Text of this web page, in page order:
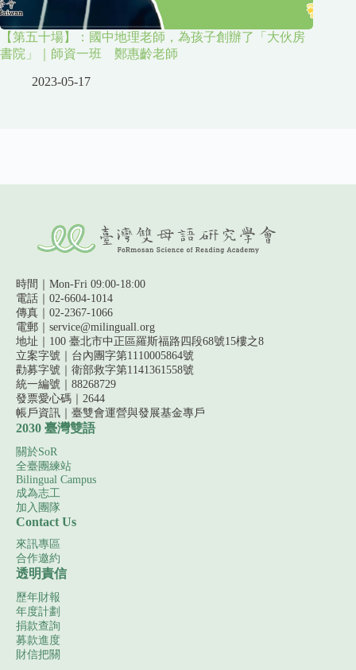
【第五十場】：國中地理老師，為孩子創辦了「大伙房
書院」｜師資一班 鄭惠齡老師
2023-05-17
時間｜Mon-Fri 09:00-18:00
電話｜02-6604-1014
傳真｜02-2367-1066
電郵｜service@milinguall.org
地址｜100 臺北市中正區羅斯福路四段68號15樓之8
立案字號｜台內團字第1110005864號
勸募字號｜ 衛部救字第1141361558號
統一編號｜88268729
發票愛心碼｜2644
帳戶資訊｜ 臺雙會運營與發展基金專戶
2030 臺灣雙語
關於SoR
全臺團練站
Bilingual Campus
成為志工
加入團隊
Contact Us
來訊專區
合作邀約
透明責信
歷年財報
年度計劃
捐款查詢
募款進度
財信把關